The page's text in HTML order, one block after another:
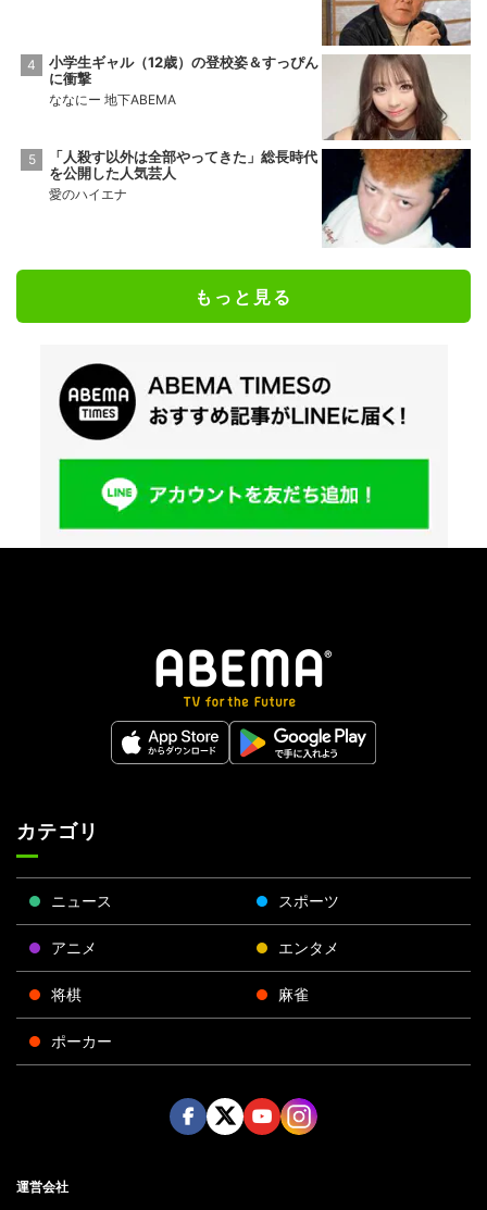
小学生ギャル（12歳）の登校姿＆すっぴん
に衝撃
ななにー 地下ABEMA
「人殺す以外は全部やってきた」総長時代
を公開した人気芸人
愛のハイエナ
もっと見る
カテゴリ
ニュース スポーツ
アニメ エンタメ
将棋 麻雀
ポーカー
運営会社